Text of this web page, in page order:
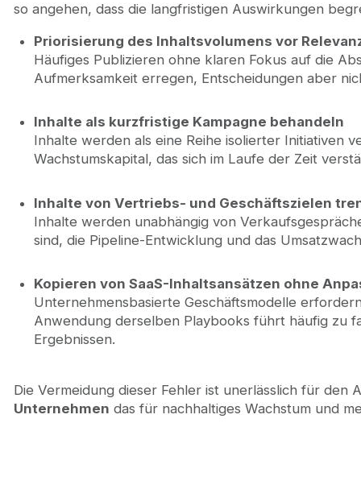
so angehen, dass die langfristigen Auswirkungen
Priorisierung des Inhaltsvolumens vor
Häufiges Publizieren ohne klaren Fokus auf die
Aufmerksamkeit erregen, Entscheidungen aber
Inhalte als kurzfristige Kampagne behandeln
Inhalte werden als eine Reihe isolierter Initiativen
Wachstumskapital, das sich im Laufe der Zeit
Inhalte von Vertriebs- und Geschäftszielen
Inhalte werden unabhängig von
sind, die Pipeline-Entwicklung und das
Kopieren von SaaS-Inhaltsansätzen ohne
Unternehmensbasierte Geschäftsmodelle
Anwendung derselben Playbooks führt häufig zu
Ergebnissen.
Die Vermeidung dieser Fehler ist unerlässlich für den
Unternehmen das für nachhaltiges Wachstum und